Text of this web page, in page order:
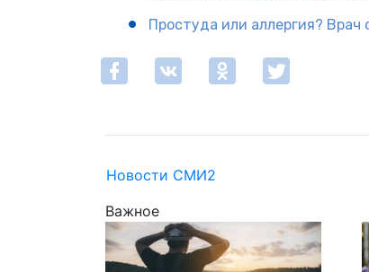
Простуда или аллергия? Врач
Новости СМИ2
Важное